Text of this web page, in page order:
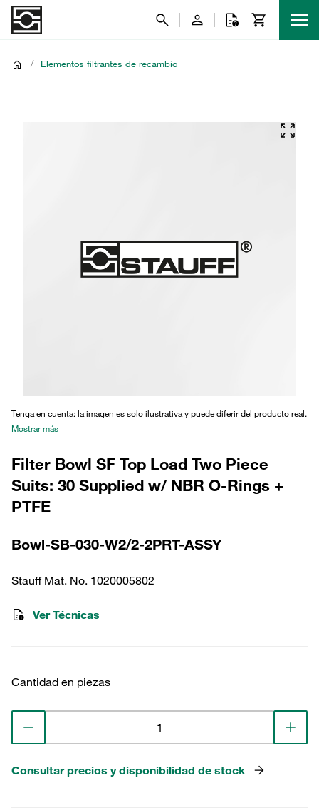
/ Elementos filtrantes de recambio
Tenga en cuenta: la imagen es solo ilustrativa y puede diferir del producto real.
Mostrar más
Filter Bowl SF Top Load Two Piece
Suits: 30 Supplied w/ NBR O-Rings +
PTFE
Bowl-SB-030-W2/2-2PRT-ASSY
Stauff Mat. No. 1020005802
Ver Técnicas
Cantidad en piezas
Consultar precios y disponibilidad de stock